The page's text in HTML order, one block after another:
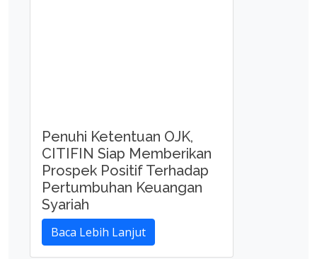
Penuhi Ketentuan OJK,
CITIFIN Siap Memberikan
Prospek Positif Terhadap
Pertumbuhan Keuangan
Syariah
Baca Lebih Lanjut